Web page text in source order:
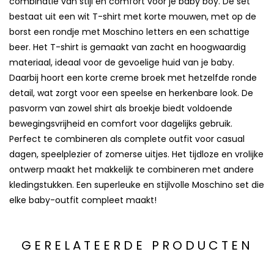
bestaat uit een wit T-shirt met korte mouwen, met op de
borst een rondje met Moschino letters en een schattige
beer. Het T-shirt is gemaakt van zacht en hoogwaardig
materiaal, ideaal voor de gevoelige huid van je baby.
Daarbij hoort een korte creme broek met hetzelfde ronde
detail, wat zorgt voor een speelse en herkenbare look. De
pasvorm van zowel shirt als broekje biedt voldoende
bewegingsvrijheid en comfort voor dagelijks gebruik.
Perfect te combineren als complete outfit voor casual
dagen, speelplezier of zomerse uitjes. Het tijdloze en vrolijke
ontwerp maakt het makkelijk te combineren met andere
kledingstukken. Een superleuke en stijlvolle Moschino set die
elke baby-outfit compleet maakt!
GERELATEERDE PRODUCTEN